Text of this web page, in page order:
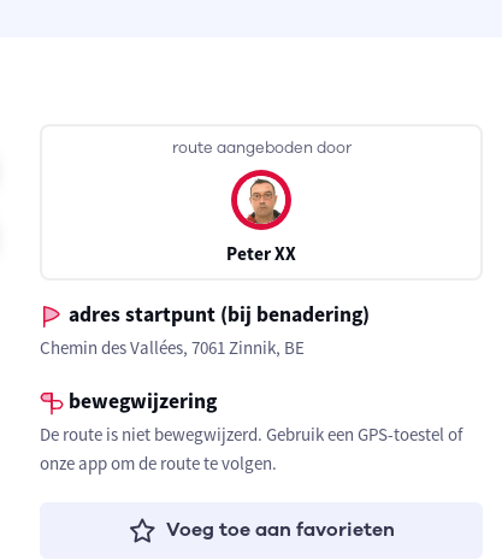
route aangeboden door
Peter XX
adres startpunt (bij benadering)
Chemin des Vallées, 7061 Zinnik, BE
bewegwijzering
De route is niet bewegwijzerd. Gebruik een GPS-toestel of
onze app om de route te volgen.
Voeg toe aan favorieten